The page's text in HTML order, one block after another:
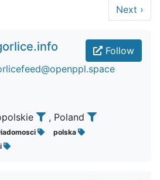
Next ›
Follow
, Poland
polska